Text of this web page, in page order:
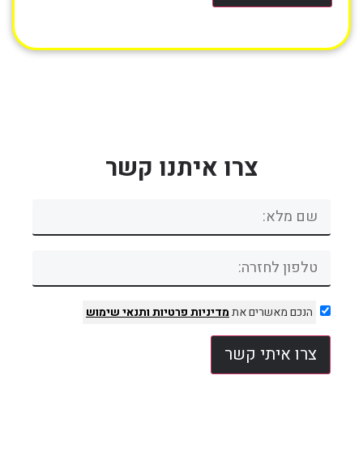
צרו איתנו קשר
הנכם מאשרים אתמדיניות פרטיותותנאי שימוש
צרו איתי קשר